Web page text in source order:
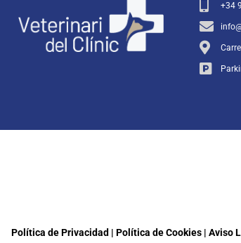
+34
Política de Privacidad | Política de Cookies | Aviso